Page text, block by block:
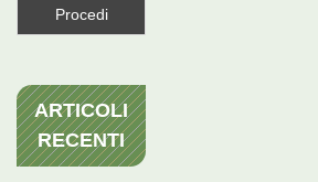
ARTICOLI
RECENTI